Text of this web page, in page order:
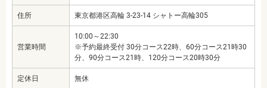
住所 東京都港区高輪 3-23-14 シャトー高輪305
営業時間
10:00～22:30
※予約最終受付 30分コース22時、60分コース21時30
分、90分コース21時、120分コース20時30分
定休日 無休